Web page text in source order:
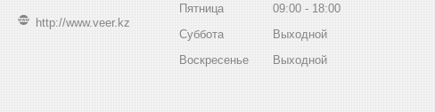
http://www.veer.kz
Пятница
09:00
18:00
Суббота
Выходной
Воскресенье
Выходной